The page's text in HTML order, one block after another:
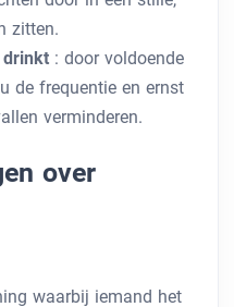
zitten.
drinkt : door voldoende
de frequentie en ernst
verminderen.
over
waarbij iemand het